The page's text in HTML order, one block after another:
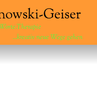
...kreativ neue Wege gehen